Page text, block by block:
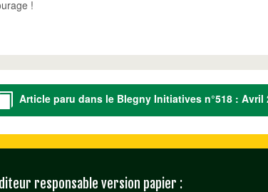
!
Article paru dans le Blegny Initiatives n°518 : Avril
responsable version papier :